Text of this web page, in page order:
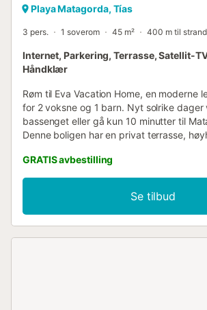
Playa Matagorda, Tías
3 pers. 1 soverom 45 m² 400 m til
Internet, Parkering, Terrasse, Satellit-
Håndklær
Røm til Eva Vacation Home, en moderne
for 2 voksne og 1 barn. Nyt solrike
bassenget eller gå kun 10 minutter til
Denne boligen har en privat terrasse,
utgangspunktet for en uforglemmelig
restauranter og butikker kun en kort
inn i ditt private tilfluktssted, en moderne
leilighet designet for avslapning og
Stuen har en TV med internasjonale
GRATIS avbestilling
Se tilbud